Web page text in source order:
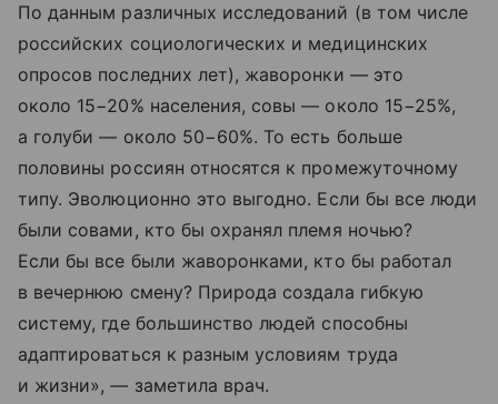
По данным различных исследований (в том числе
российских социологических и медицинских
опросов последних лет), жаворонки — это
около 15−20% населения, совы — около 15−25%,
а голуби — около 50−60%. То есть больше
половины россиян относятся к промежуточному
типу. Эволюционно это выгодно. Если бы все люди
были совами, кто бы охранял племя ночью?
Если бы все были жаворонками, кто бы работал
в вечернюю смену? Природа создала гибкую
систему, где большинство людей способны
адаптироваться к разным условиям труда
и жизни», — заметила врач.